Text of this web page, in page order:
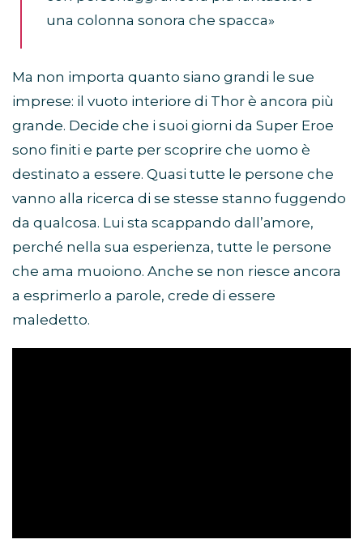
una colonna sonora che spacca»
Ma non importa quanto siano grandi le sue
imprese: il vuoto interiore di Thor è ancora più
grande. Decide che i suoi giorni da Super Eroe
sono finiti e parte per scoprire che uomo è
destinato a essere. Quasi tutte le persone che
vanno alla ricerca di se stesse stanno fuggendo
da qualcosa. Lui sta scappando dall’amore,
perché nella sua esperienza, tutte le persone
che ama muoiono. Anche se non riesce ancora
a esprimerlo a parole, crede di essere
maledetto.